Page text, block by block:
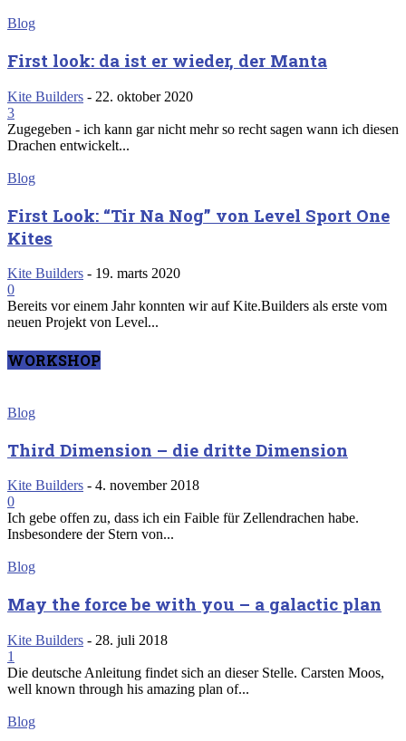
Blog
First look: da ist er wieder, der Manta
Kite Builders - 22. oktober 2020
3
Zugegeben - ich kann gar nicht mehr so recht sagen wann ich diesen
Drachen entwickelt...
Blog
First Look: “Tir Na Nog” von Level Sport One
Kites
Kite Builders - 19. marts 2020
0
Bereits vor einem Jahr konnten wir auf Kite.Builders als erste vom
neuen Projekt von Level...
WORKSHOP
Blog
Third Dimension – die dritte Dimension
Kite Builders - 4. november 2018
0
Ich gebe offen zu, dass ich ein Faible für Zellendrachen habe.
Insbesondere der Stern von...
Blog
May the force be with you – a galactic plan
Kite Builders - 28. juli 2018
1
Die deutsche Anleitung findet sich an dieser Stelle. Carsten Moos,
well known through his amazing plan of...
Blog